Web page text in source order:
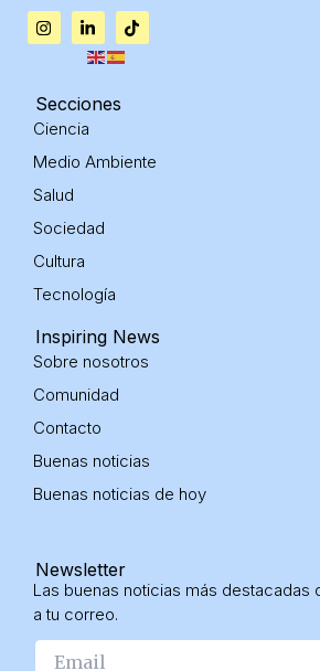
I
n
g
r
a
m
i
n
k
d
n
-
i
T
i
Secciones
Ciencia
Medio Ambiente
Salud
Sociedad
Cultura
Tecnología
Inspiring News
Sobre nosotros
Comunidad
Contacto
Buenas noticias
Buenas noticias de hoy
Newsletter
Las buenas noticias más destacadas
a tu correo.